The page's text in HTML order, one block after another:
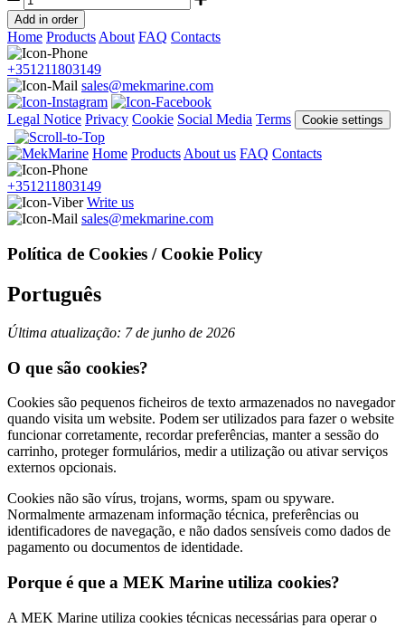
Home ProductsAbout FAQ Contacts
+351211803149
sales@mekmarine.com
Legal Notice Privacy Cookie Social Media Terms Cookie settings
Home ProductsAbout us FAQ Contacts
+351211803149
Write us
sales@mekmarine.com
Política de Cookies / Cookie Policy
Português
Última atualização: 7 de junho de 2026
O que são cookies?
Cookies são pequenos ficheiros de texto armazenados no navegador
quando visita um website. Podem ser utilizados para fazer o website
funcionar corretamente, recordar preferências, manter a sessão do
carrinho, proteger formulários, medir a utilização ou ativar serviços
externos opcionais.
Cookies não são vírus, trojans, worms, spam ou spyware.
Normalmente armazenam informação técnica, preferências ou
identificadores de navegação, e não dados sensíveis como dados de
pagamento ou documentos de identidade.
Porque é que a MEK Marine utiliza cookies?
A MEK Marine utiliza cookies técnicas necessárias para operar o